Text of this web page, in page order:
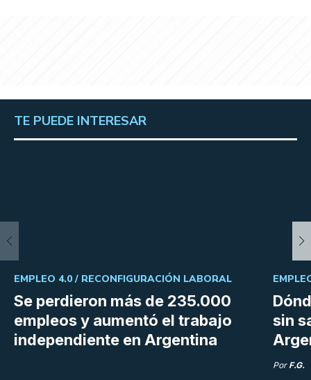
TE PUEDE INTERESAR
Se perdieron más de 235.000
empleos y aumentó el trabajo
independiente en Argentina
EMPLEO 4.0 / RECONFIGURACIÓN LABORAL
sin
Por F.G.